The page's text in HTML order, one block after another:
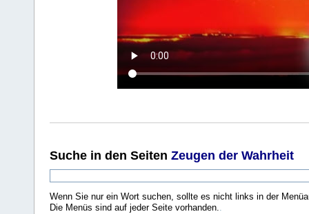
Suche in den Seiten Zeugen der Wahrheit
Wenn Sie nur ein Wort suchen, sollte es nicht links in der
Die Menüs sind auf jeder Seite vorhanden..